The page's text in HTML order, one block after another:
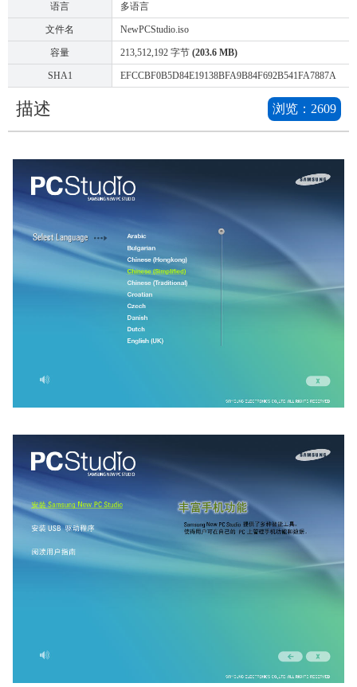
语言 多语言
文件名 NewPCStudio.iso
容量 213,512,192 字节 (203.6 MB)
SHA1 EFCCBF0B5D84E19138BFA9B84F692B541FA7887A
描述 浏览： 2609